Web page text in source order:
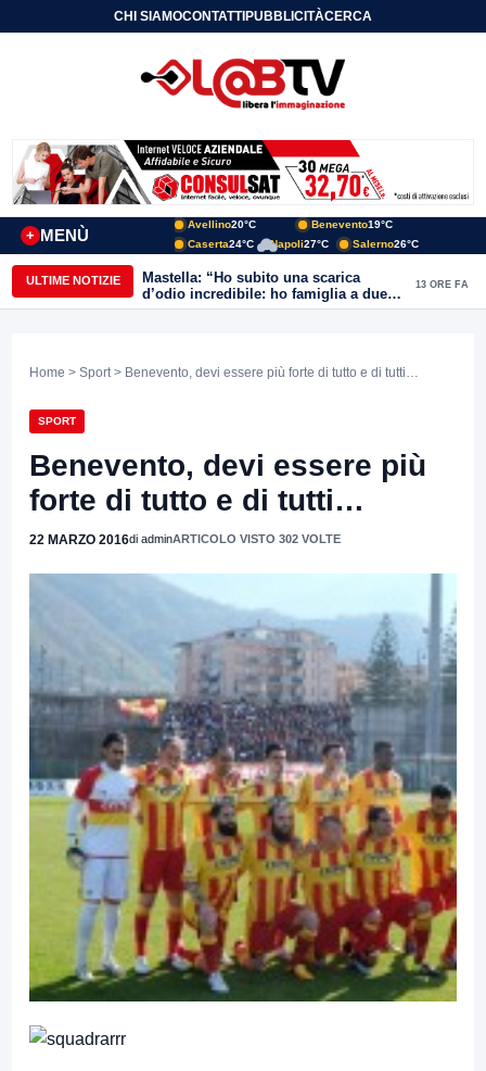
CHI SIAMOCONTATTIPUBBLICITÀCERCA
MENÙ
+
Avellino20°C Benevento19°C
Caserta24°C Napoli27°C Salerno26°C
ULTIME NOTIZIE
Mastella: “Ho subito una scarica
d’odio incredibile: ho famiglia a due
passi dal Calore”
13 ORE FA
Home > Sport > Benevento, devi essere più forte di tutto e di tutti…
SPORT
Benevento, devi essere più
forte di tutto e di tutti…
22 MARZO 2016di adminARTICOLO VISTO 302 VOLTE